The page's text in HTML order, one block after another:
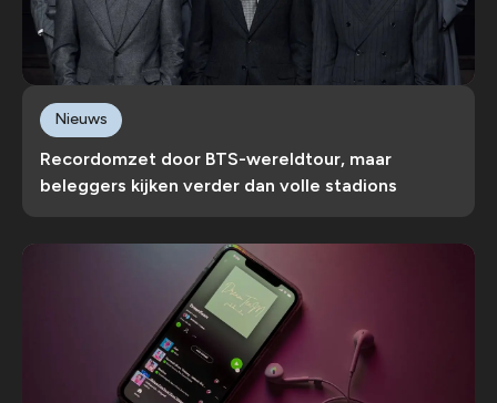
Recordomzet door BTS-wereldtour, maar
beleggers kijken verder dan volle stadions
Nieuws